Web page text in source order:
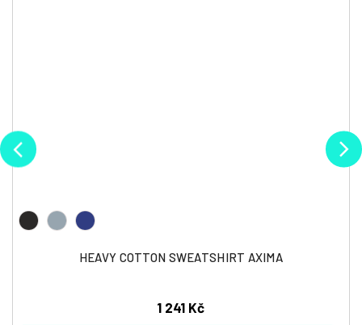
HEAVY COTTON SWEATSHIRT AXIMA
1 241 Kč